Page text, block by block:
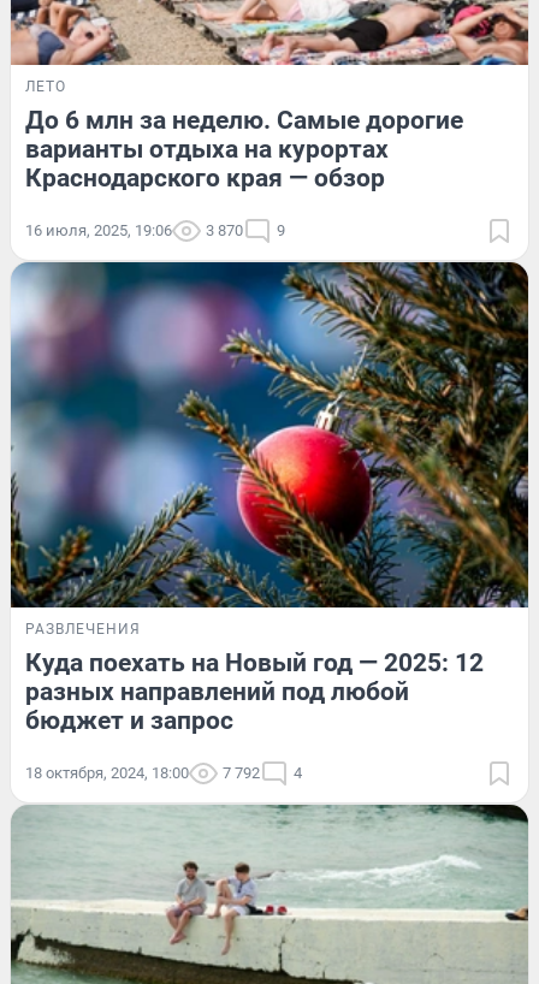
ЛЕТО
До 6 млн за неделю. Самые дорогие
варианты отдыха на курортах
Краснодарского края — обзор
16 июля, 2025, 19:06 3 870 9
РАЗВЛЕЧЕНИЯ
Куда поехать на Новый год — 2025: 12
разных направлений под любой
бюджет и запрос
18 октября, 2024, 18:00 7 792 4